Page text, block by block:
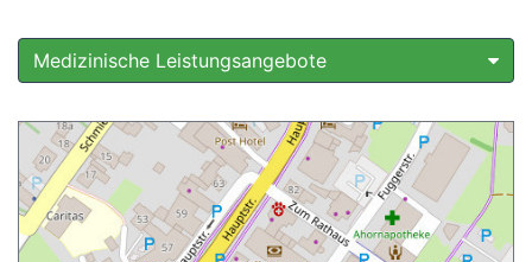
Medizinische Leistungsangebote